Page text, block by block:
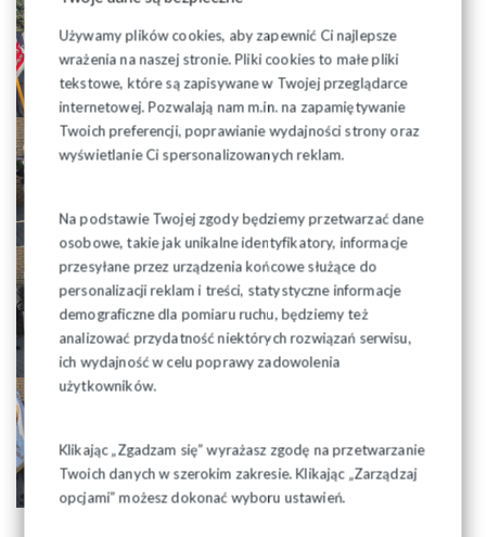
Używamy plików cookies, aby zapewnić Ci najlepsze
wrażenia na naszej stronie. Pliki cookies to małe pliki
tekstowe, które są zapisywane w Twojej przeglądarce
internetowej. Pozwalają nam m.in. na zapamiętywanie
Twoich preferencji, poprawianie wydajności strony oraz
wyświetlanie Ci spersonalizowanych reklam.
Na podstawie Twojej zgody będziemy przetwarzać dane
osobowe, takie jak unikalne identyfikatory, informacje
przesyłane przez urządzenia końcowe służące do
personalizacji reklam i treści, statystyczne informacje
demograficzne dla pomiaru ruchu, będziemy też
analizować przydatność niektórych rozwiązań serwisu,
ich wydajność w celu poprawy zadowolenia
użytkowników.
Klikając „Zgadzam się” wyrażasz zgodę na przetwarzanie
Twoich danych w szerokim zakresie. Klikając „Zarządzaj
opcjami” możesz dokonać wyboru ustawień.